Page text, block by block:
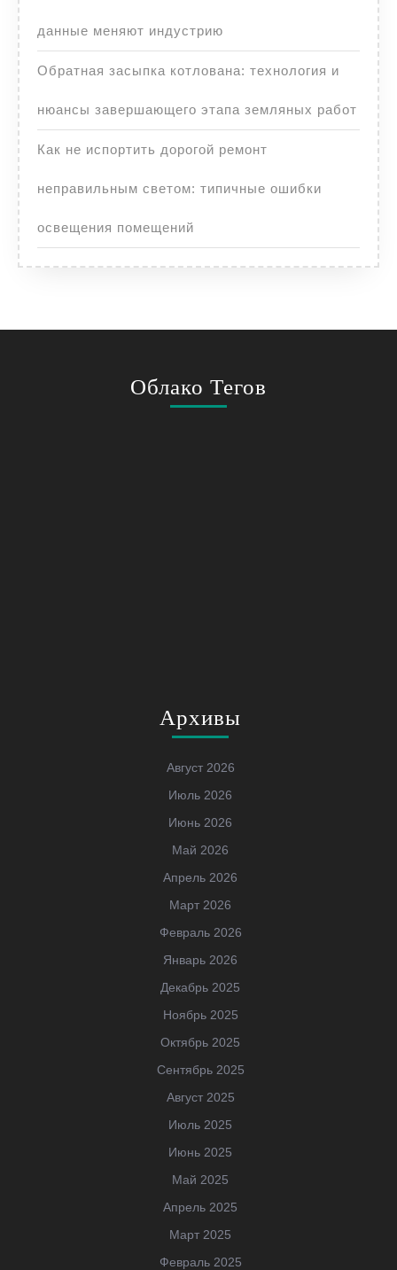
данные меняют индустрию
Обратная засыпка котлована: технология и
нюансы завершающего этапа земляных работ
Как не испортить дорогой ремонт
неправильным светом: типичные ошибки
освещения помещений
Облако Тегов
Архивы
Август 2026
Июль 2026
Июнь 2026
Май 2026
Апрель 2026
Март 2026
Февраль 2026
Январь 2026
Декабрь 2025
Ноябрь 2025
Октябрь 2025
Сентябрь 2025
Август 2025
Июль 2025
Июнь 2025
Май 2025
Апрель 2025
Март 2025
Февраль 2025